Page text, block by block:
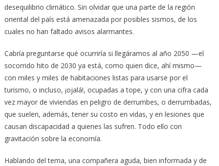
desequilibrio climático. Sin olvidar que una parte de la región
oriental del país está amenazada por posibles sismos, de los
cuales no han faltado avisos alarmantes.
Cabría preguntarse qué ocurriría si llegáramos al año 2050 —el
socorrido hito de 2030 ya está, como quien dice, ahí mismo—
con miles y miles de habitaciones listas para usarse por el
turismo, o incluso, ¡ojalá!, ocupadas a tope, y con una cifra cada
vez mayor de viviendas en peligro de derrumbes, o derrumbadas,
que suelen, además, tener su costo en vidas, y en lesiones que
causan discapacidad a quienes las sufren. Todo ello con
gravitación sobre la economía.
Hablando del tema, una compañera aguda, bien informada y de